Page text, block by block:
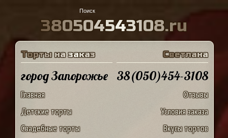
380504543108.ru
Торты на заказ
город Запорожье
Главная
Детские торты
Свадебные торты
Светлана
38(050)454-3108
Отзывы
Условия заказа
Вкусы тортов